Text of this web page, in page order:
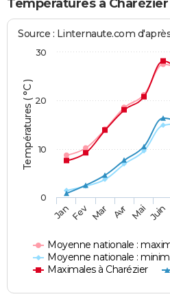
Températures à Charézier
Températures ( °C )
Source : Linternaute.com
Moyenne nationale :
Moyenne nationale :
Maximales à Charézier
JanFev Mar Avr Mai Juin
0
10
20
30